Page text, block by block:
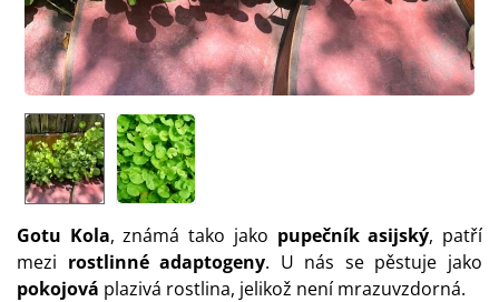
Gotu Kola, známá tako jako pupečník asijský, patří
mezi rostlinné adaptogeny. U nás se pěstuje jako
pokojová plazivá rostlina, jelikož není mrazuvzdorná.